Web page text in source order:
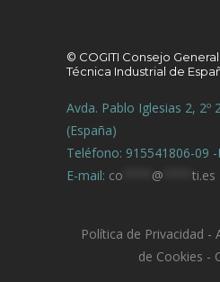
© COGITI Consejo
Técnica Industrial de
Avda. Pablo Iglesias 2, 2º
(España)
Teléfono: 915541806-09 -
E-mail: co @ ti.es
Política de Privacidad -
de Cookies -